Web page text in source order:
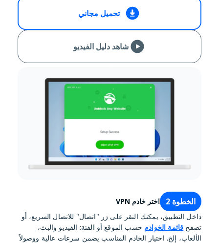
تحميل مجاني
شاهد دليل الفيديو
الخطوة 2
اختر خادم VPN
داخل التطبيق، يمكنك النقر على زر "اتصال" للاتصال السريع، أو
تصفح قائمة الخوادم حسب الموقع أو الفئة: الفيديو والبث،
الألعاب، إلخ. اختيار الخادم المناسب يضمن سرعات عالية ووصولاً